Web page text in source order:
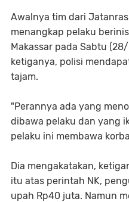
Awalnya tim dari
menangkap pelaku
Makassar pada Sabtu
ketiganya, polisi
tajam.
"Perannya ada yang
dibawa pelaku dan yang
pelaku ini membawa
Dia mengakatakan,
itu atas perintah NK,
upah Rp40 juta. Namun